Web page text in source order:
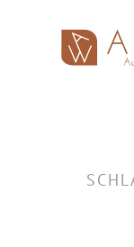
springen